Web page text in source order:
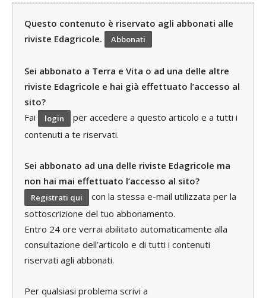
Questo contenuto è riservato agli abbonati alle
riviste Edagricole.
Abbonati
Sei abbonato a Terra e Vita o ad una delle altre
riviste Edagricole e hai già effettuato l’accesso al
sito?
Fai
login
per accedere a questo articolo e a tutti i
contenuti a te riservati.
Sei abbonato ad una delle riviste Edagricole ma
non hai mai effettuato l’accesso al sito?
Registrati qui
con la stessa e-mail utilizzata per la
sottoscrizione del tuo abbonamento.
Entro 24 ore verrai abilitato automaticamente alla
consultazione dell’articolo e di tutti i contenuti
riservati agli abbonati.
Per qualsiasi problema scrivi a